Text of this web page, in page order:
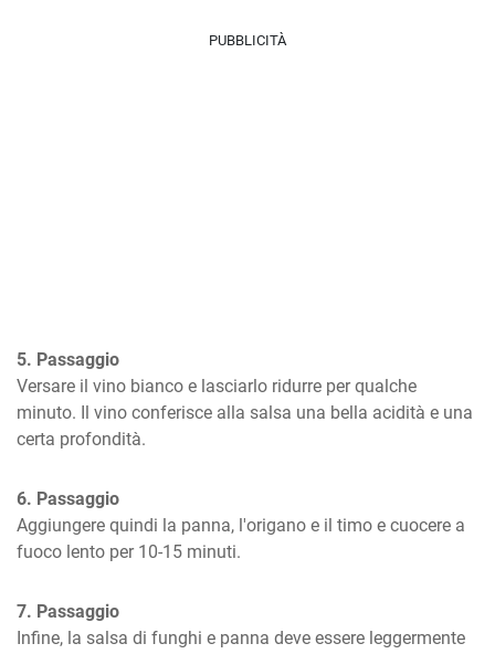
PUBBLICITÀ
5. Passaggio
Versare il vino bianco e lasciarlo ridurre per qualche
minuto. Il vino conferisce alla salsa una bella acidità e una
certa profondità.
6. Passaggio
Aggiungere quindi la panna, l'origano e il timo e cuocere a
fuoco lento per 10-15 minuti.
7. Passaggio
Infine, la salsa di funghi e panna deve essere leggermente